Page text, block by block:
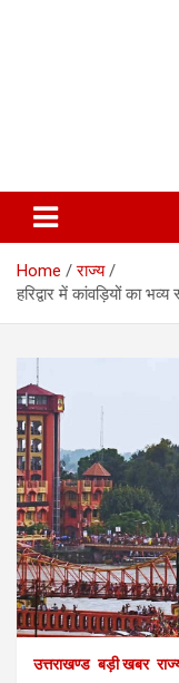
Home
राज्य
हरिद्वार में कांवड़ियों का
उत्तराखण्ड बड़ी खबर